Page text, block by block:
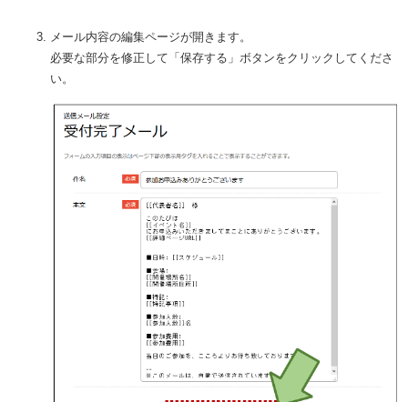
メール内容の編集ページが開きます。
必要な部分を修正して「保存する」ボタンをクリックしてくださ
い。